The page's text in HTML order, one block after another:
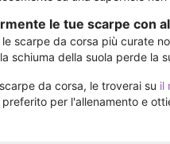
le tue scarpe con
scarpe da corsa più curate
schiuma della suola perde la
da corsa, le troverai su il
per l'allenamento e